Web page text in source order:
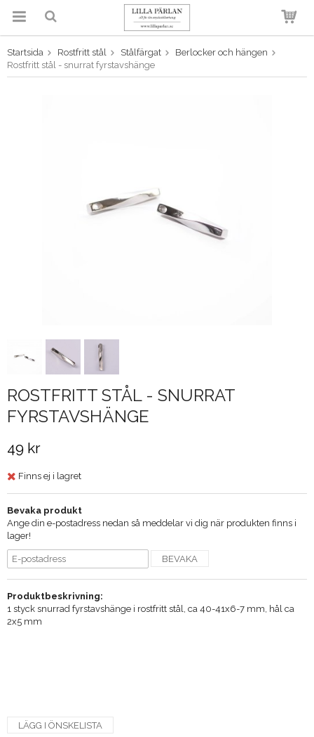
Produkten har blivit tillagd i
varukorgen
Startsida Rostfritt stål Stålfärgat
Berlocker och hängen
Rostfritt stål - snurrat fyrstavshänge
ROSTFRITT STÅL - SNURRAT
FYRSTAVSHÄNGE
49 kr
Finns ej i lagret
Bevaka produkt
Ange din e-postadress nedan så meddelar vi dig när produkten finns i
lager!
BEVAKA
Produktbeskrivning:
1 styck snurrad fyrstavshänge i rostfritt stål, ca 40-41x6-7 mm, hål ca
2x5 mm
LÄGG I ÖNSKELISTA